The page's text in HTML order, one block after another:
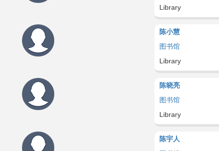
Library
陈小慧
图书馆
Library
陈晓亮
图书馆
Library
陈宇人